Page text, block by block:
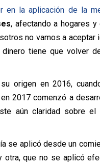
en la aplicación de la
, afectando a hogares y
no vamos a
tiene que volver
origen en 2016,
2017 comenzó a
aún claridad sobre
se aplicó desde un
que no se aplicó